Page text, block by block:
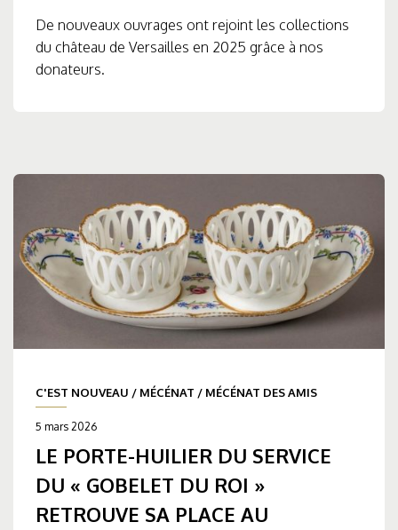
De nouveaux ouvrages ont rejoint les collections
du château de Versailles en 2025 grâce à nos
donateurs.
C'EST NOUVEAU / MÉCÉNAT / MÉCÉNAT DES AMIS
5 mars 2026
LE PORTE-HUILIER DU SERVICE
DU « GOBELET DU ROI »
RETROUVE SA PLACE AU